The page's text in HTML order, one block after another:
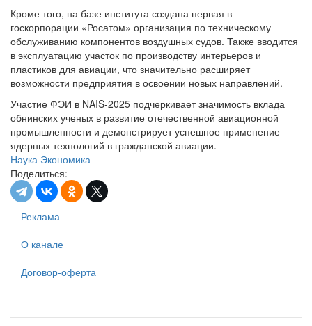
Кроме того, на базе института создана первая в
госкорпорации «Росатом» организация по техническому
обслуживанию компонентов воздушных судов. Также вводится
в эксплуатацию участок по производству интерьеров и
пластиков для авиации, что значительно расширяет
возможности предприятия в освоении новых направлений.
Участие ФЭИ в NAIS-2025 подчеркивает значимость вклада
обнинских ученых в развитие отечественной авиационной
промышленности и демонстрирует успешное применение
ядерных технологий в гражданской авиации.
Наука Экономика
Поделиться:
Реклама
О канале
Договор-оферта